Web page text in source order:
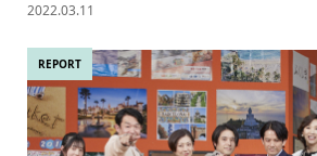
2022.03.11
REPORT